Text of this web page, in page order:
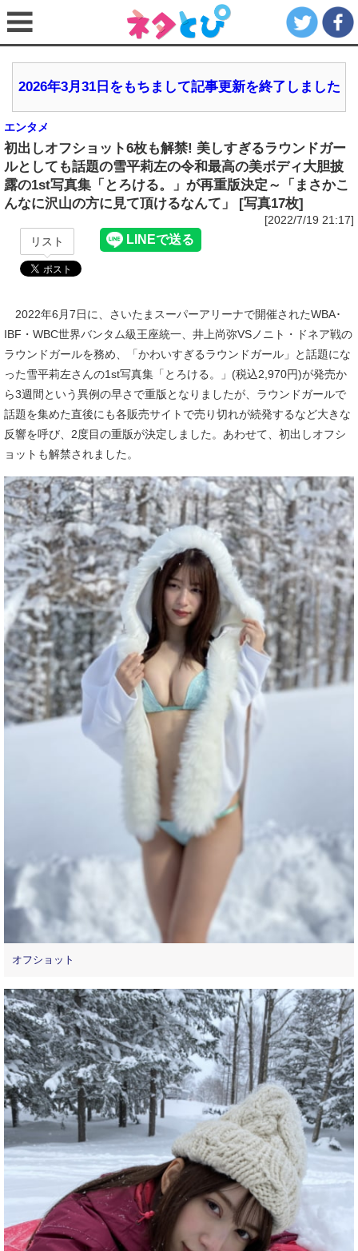
2026年3月31日をもちまして記事更新を終了しました
エンタメ
初出しオフショット6枚も解禁! 美しすぎるラウンドガー
ルとしても話題の雪平莉左の令和最高の美ボディ大胆披
露の1st写真集「とろける。」が再重版決定～「まさかこ
んなに沢山の方に見て頂けるなんて」 [写真17枚]
[2022/7/19 21:17]
リスト
2022年6月7日に、さいたまスーパーアリーナで開催されたWBA･
IBF・WBC世界バンタム級王座統一、井上尚弥VSノニト・ドネア戦の
ラウンドガールを務め、「かわいすぎるラウンドガール」と話題にな
った雪平莉左さんの1st写真集「とろける。」(税込2,970円)が発売か
ら3週間という異例の早さで重版となりましたが、ラウンドガールで
話題を集めた直後にも各販売サイトで売り切れが続発するなど大きな
反響を呼び、2度目の重版が決定しました。あわせて、初出しオフシ
ョットも解禁されました。
オフショット